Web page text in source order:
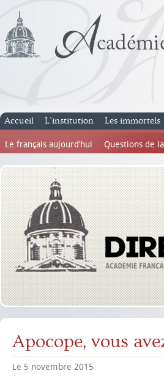
Accueil L’institution Les immortels
Le français aujourd’hui Questions de
Apocope, vous
Le 5 novembre 2015